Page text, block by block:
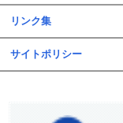
リンク集
サイトポリシー